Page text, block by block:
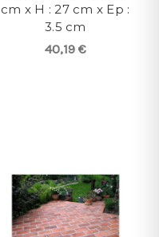
cm x H : 27 cm x Ep :
3.5 cm
40,19 €